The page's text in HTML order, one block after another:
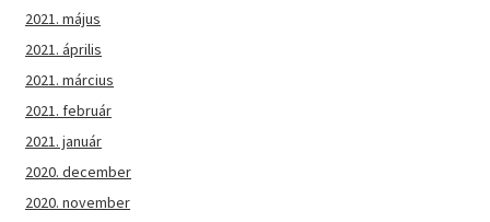
2021. május
2021. április
2021. március
2021. február
2021. január
2020. december
2020. november